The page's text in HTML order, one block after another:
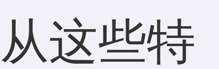
从这些特